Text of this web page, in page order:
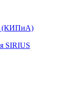
(КИПиА)
SIRIUS